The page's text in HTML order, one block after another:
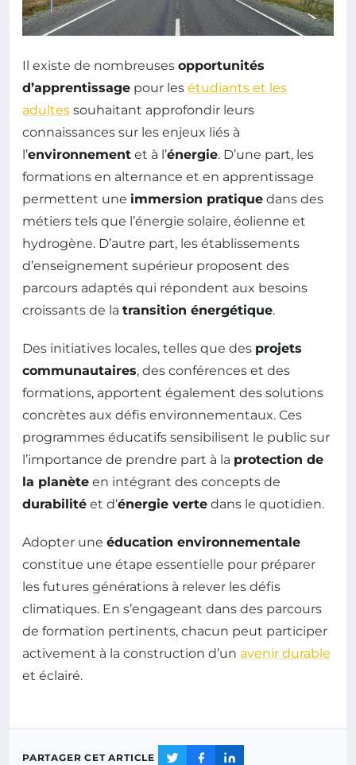
Il existe de nombreuses opportunités
d’apprentissage pour les étudiants et les
adultes souhaitant approfondir leurs
connaissances sur les enjeux liés à
l’environnement et à l’énergie. D’une part, les
formations en alternance et en apprentissage
permettent une immersion pratique dans des
métiers tels que l’énergie solaire, éolienne et
hydrogène. D’autre part, les établissements
d’enseignement supérieur proposent des
parcours adaptés qui répondent aux besoins
croissants de la transition énergétique.
Des initiatives locales, telles que des projets
communautaires, des conférences et des
formations, apportent également des solutions
concrètes aux défis environnementaux. Ces
programmes éducatifs sensibilisent le public sur
l’importance de prendre part à la protection de
la planète en intégrant des concepts de
durabilité et d’énergie verte dans le quotidien.
Adopter une éducation environnementale
constitue une étape essentielle pour préparer
les futures générations à relever les défis
climatiques. En s’engageant dans des parcours
de formation pertinents, chacun peut participer
activement à la construction d’un avenir durable
et éclairé.
PARTAGER CET ARTICLE